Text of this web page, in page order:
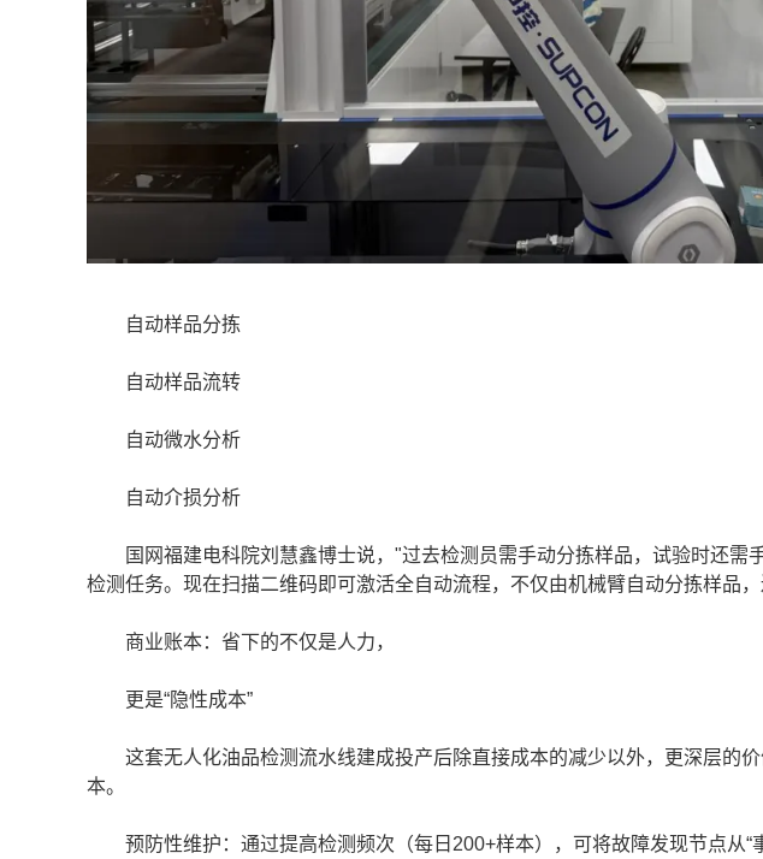
自动样品分拣
自动样品流转
自动微水分析
自动介损分析
国网福建电科院刘慧鑫博士说，"过去检测员需手动分拣样品，试验时还需
检测任务。现在扫描二维码即可激活全自动流程，不仅由机械臂自动分拣样品
商业账本：省下的不仅是人力，
更是“隐性成本”
这套无人化油品检测流水线建成投产后除直接成本的减少以外，更深层的价
本。
预防性维护：通过提高检测频次（每日200+样本），可将故障发现节点从“事